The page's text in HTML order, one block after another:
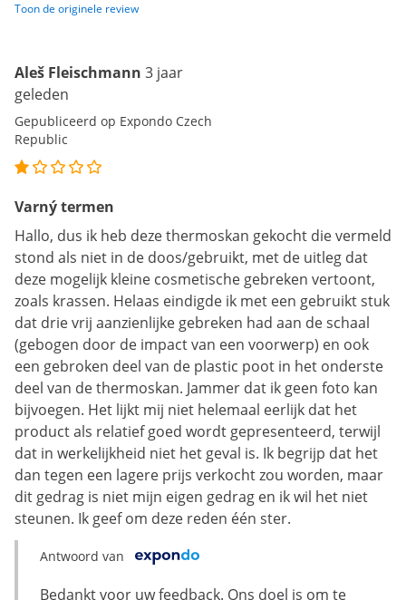
Toon de originele review
Aleš Fleischmann 3 jaar
geleden
Gepubliceerd op Expondo Czech
Republic
Varný termen
Hallo, dus ik heb deze thermoskan gekocht die vermeld
stond als niet in de doos/gebruikt, met de uitleg dat
deze mogelijk kleine cosmetische gebreken vertoont,
zoals krassen. Helaas eindigde ik met een gebruikt stuk
dat drie vrij aanzienlijke gebreken had aan de schaal
(gebogen door de impact van een voorwerp) en ook
een gebroken deel van de plastic poot in het onderste
deel van de thermoskan. Jammer dat ik geen foto kan
bijvoegen. Het lijkt mij niet helemaal eerlijk dat het
product als relatief goed wordt gepresenteerd, terwijl
dat in werkelijkheid niet het geval is. Ik begrijp dat het
dan tegen een lagere prijs verkocht zou worden, maar
dit gedrag is niet mijn eigen gedrag en ik wil het niet
steunen. Ik geef om deze reden één ster.
Antwoord van
Bedankt voor uw feedback. Ons doel is om te